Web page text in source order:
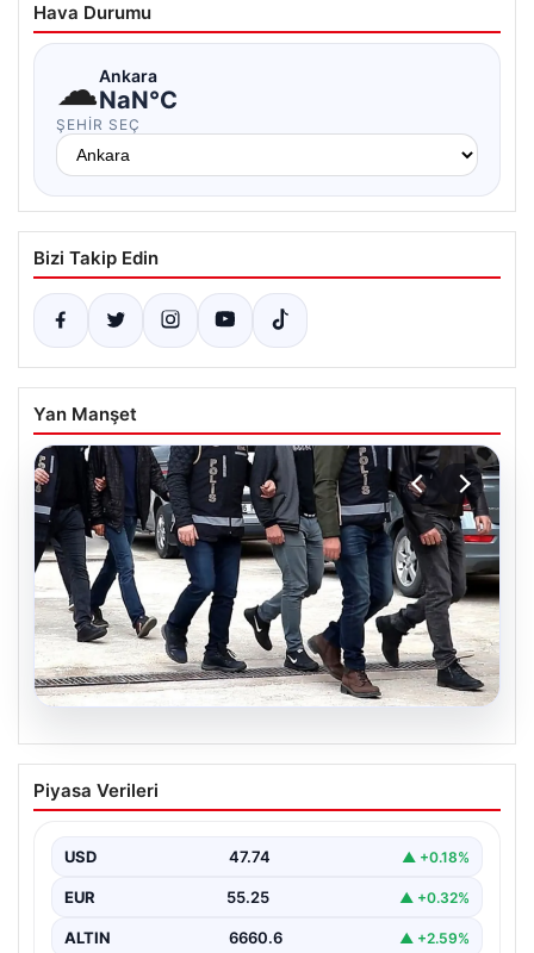
Hava Durumu
☁Ankara
NaN°C
ŞEHIR SEÇ
Bizi Takip Edin
Yan Manşet
07.08.2026
Holding patronuna bahis suçlaması.
Tüm malvarlığına el konuldu
Piyasa Verileri
USD 47.74 ▲ +0.18%
EUR 55.25 ▲ +0.32%
ALTIN 6660.6 ▲ +2.59%